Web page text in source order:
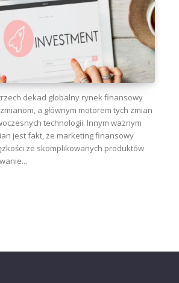
dekad globalny rynek finansowy
a głównym motorem tych zmian
technologii. Innym ważnym
jest fakt, że marketing finansowy
ze skomplikowanych produktów